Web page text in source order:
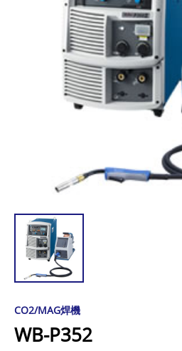
CO2/MAG焊機
WB-P352